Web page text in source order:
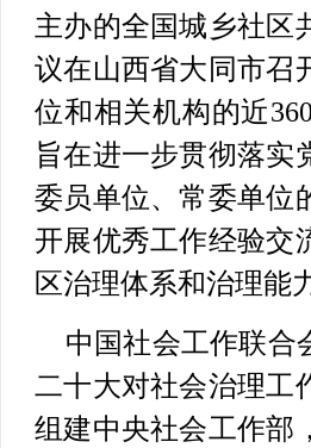
主办的全国城乡社区
议在山西省大同市召
位和相关机构的近
旨在进一步贯彻落实
委员单位、常委单位
开展优秀工作经验交
区治理体系和治理能
中国社会工作联合
二十大对社会治理工
组建中央社会工作部